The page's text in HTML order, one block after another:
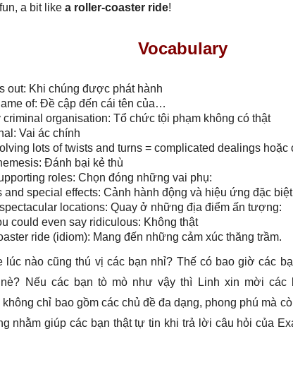
a bit like a roller-coaster ride!
Vocabulary
out: Khi chúng được phát hành
of: Đề cập đến cái tên của…
criminal organisation: Tổ chức tội phạm không có thật
Vai ác chính
lots of twists and turns = complicated dealings
Đánh bại kẻ thù
roles: Chọn đóng những vai phụ:
and special effects: Cảnh hành động và hiệu ứng đặc biệt
locations: Quay ở những địa điểm ấn tượng:
could even say ridiculous: Không thật
ride (idiom): Mang đến những cảm xúc thăng trầm.
lúc nào cũng thú vị các bạn nhỉ? Thế có bao giờ các
Nếu các bạn tò mò như vậy thì Linh xin mời các
không chỉ bao gồm các chủ đề đa dạng, phong phú mà
nhằm giúp các bạn thật tự tin khi trả lời câu hỏi của